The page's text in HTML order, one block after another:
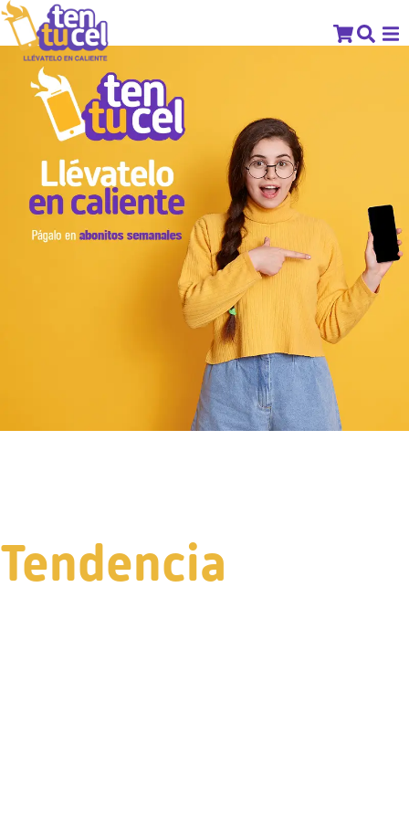
Tendencia